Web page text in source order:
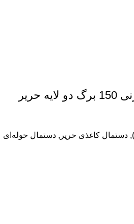
دستمال حوله‌ای مخزنی 150 برگ دو لایه حریر
, دستمال کاغذی حریر , دستمال حوله‌ای